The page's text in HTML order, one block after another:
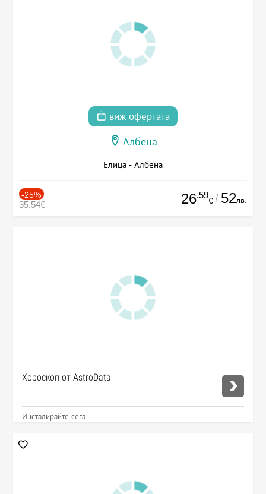
виж офертата
Албена
Елица - Албена
-25%
35.54€ 26.59
€ / 52лв.
Хороскоп от AstroData
Инсталирайте сега